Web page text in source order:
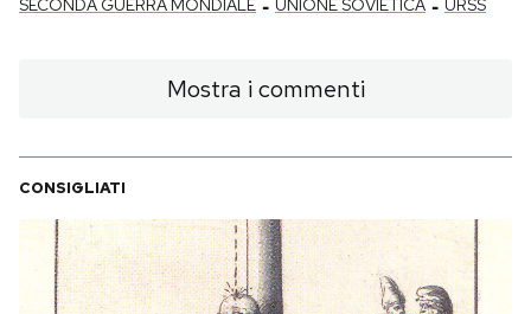
SECONDA GUERRA MONDIALE UNIONE SOVIETICA URSS
Mostra i commenti
CONSIGLIATI